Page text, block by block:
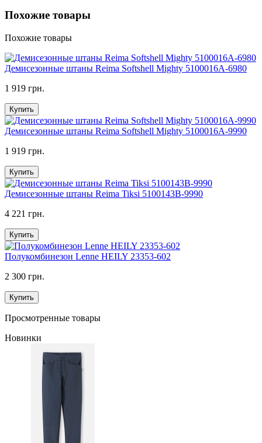
Похожие товары
Похожие товары
Демисезонные штаны Reima Softshell Mighty 5100016A-6980
1 919 грн.
Купить
Демисезонные штаны Reima Softshell Mighty 5100016A-9990
1 919 грн.
Купить
Демисезонные штаны Reima Tiksi 5100143B-9990
4 221 грн.
Купить
Полукомбинезон Lenne HEILY 23353-602
2 300 грн.
Купить
Просмотренные товары
Новинки